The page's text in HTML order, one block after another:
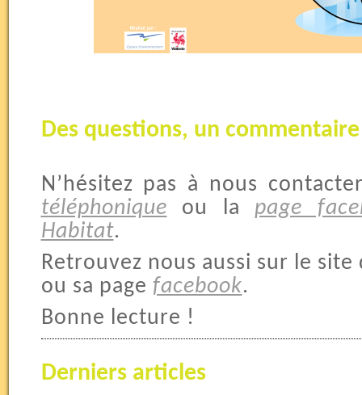
Des questions, un commentaire
N’hésitez pas à nous
téléphonique ou la page
Habitat.
Retrouvez nous aussi sur le site
ou sa page facebook.
Bonne lecture !
Derniers articles